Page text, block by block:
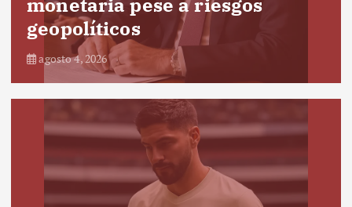
geopolíticos
agosto 4, 2026